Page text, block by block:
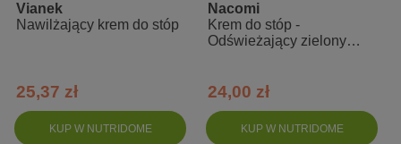
Aqua, Polyglyceryl-3 Stearate, C13-15 Alkane, Cetearyl Alcohol,
Glycerin, Sodium Stearoyl Lactylate, Pentylene Glycol,
Butyrospermum Parkii Butter, Brassica Campestris Seed Oil, Vitis
Camelina Sativa Seed Oil, Cetyl Alcohol, Levulinic Acid, Menthol,
Olea Europaea Fruit Oil, Hydrogenated
Starchhydrolysate,yeastextract, Onsen-sui, Menthyl Lactate,
Ruscus Aculeatus Root Extract, Citrus Limon Peel Extract,
KUP W NUTRIDOME
Vianek
Nawilżający krem do stóp
25,37 zł
KUP W NUTRIDOME
Nacomi
Krem do stóp -
Odświeżający zielony
24,00 zł